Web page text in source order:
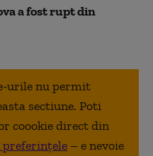
a fost rupt din
urile nu permit
sectiune. Poti
coookie direct din
– e nevoie